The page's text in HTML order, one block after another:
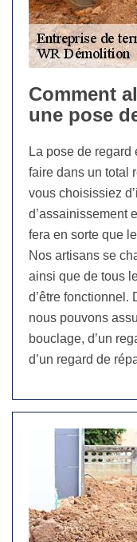
Comment
une pose
La pose de regard
faire dans un total
vous choisissiez
d’assainissement
fera en sorte que
Nos artisans se
ainsi que de tous
d’être fonctionnel.
nous pouvons
bouclage, d’un
d’un regard de